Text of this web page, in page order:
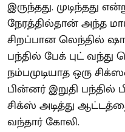
இருந்தது. முடிந்தது
நேரத்தில்தான் அந்த
சிறப்பான லெந்தில்
பந்தில் பேக் புட்
நம்பமுடியாத ஒரு
பின்னர் இறுதி பந்தில்
சிக்ஸ் அடித்து
வந்தார் கோலி.